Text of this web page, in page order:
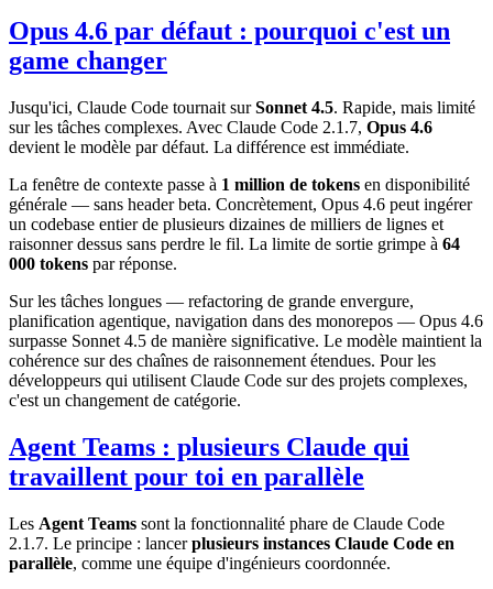
Opus 4.6 par défaut : pourquoi c'est un
game changer
Jusqu'ici, Claude Code tournait surSonnet 4.5. Rapide, mais limité
sur les tâches complexes. Avec Claude Code 2.1.7, Opus 4.6
devient le modèle par défaut. La différence est immédiate.
La fenêtre de contexte passe à 1 million de tokens en disponibilité
générale — sans header beta. Concrètement, Opus 4.6 peut ingérer
un codebase entier de plusieurs dizaines de milliers de lignes et
raisonner dessus sans perdre le fil. La limite de sortie grimpe à 64
000 tokens par réponse.
Sur les tâches longues — refactoring de grande envergure,
planification agentique, navigation dans des monorepos — Opus 4.6
surpasse Sonnet 4.5 de manière significative. Le modèle maintient la
cohérence sur des chaînes de raisonnement étendues. Pour les
développeurs qui utilisent Claude Code sur des projets complexes,
c'est un changement de catégorie.
Agent Teams : plusieurs Claude qui
travaillent pour toi en parallèle
Les Agent Teams sont la fonctionnalité phare de Claude Code
2.1.7. Le principe : lancerplusieurs instances Claude Code en
parallèle, comme une équipe d'ingénieurs coordonnée.